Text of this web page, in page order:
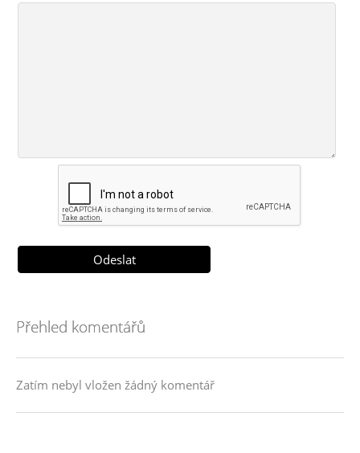
Přehled komentářů
Zatím nebyl vložen žádný komentář